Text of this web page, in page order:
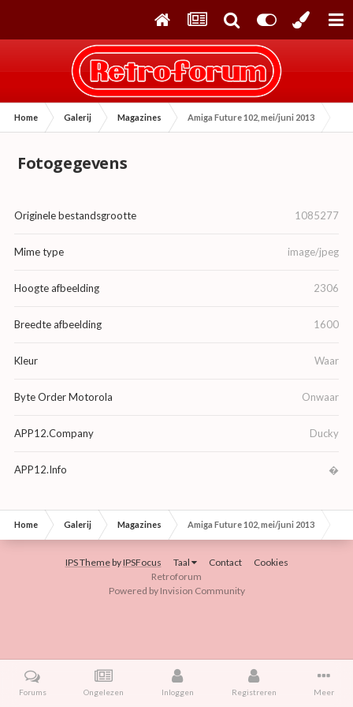
Home Galerij Magazines Amiga Future 102, mei/juni 2013
Fotogegevens
Originele bestandsgrootte 1085277
Mime type image/jpeg
Hoogte afbeelding 2306
Breedte afbeelding 1600
Kleur Waar
Byte Order Motorola Onwaar
APP12.Company Ducky
APP12.Info �
Home Galerij Magazines Amiga Future 102, mei/juni 2013
IPS ThemebyIPSFocus Taal Contact
Cookies
Retroforum
Powered by Invision Community
Forums Ongelezen Inloggen Registreren Meer